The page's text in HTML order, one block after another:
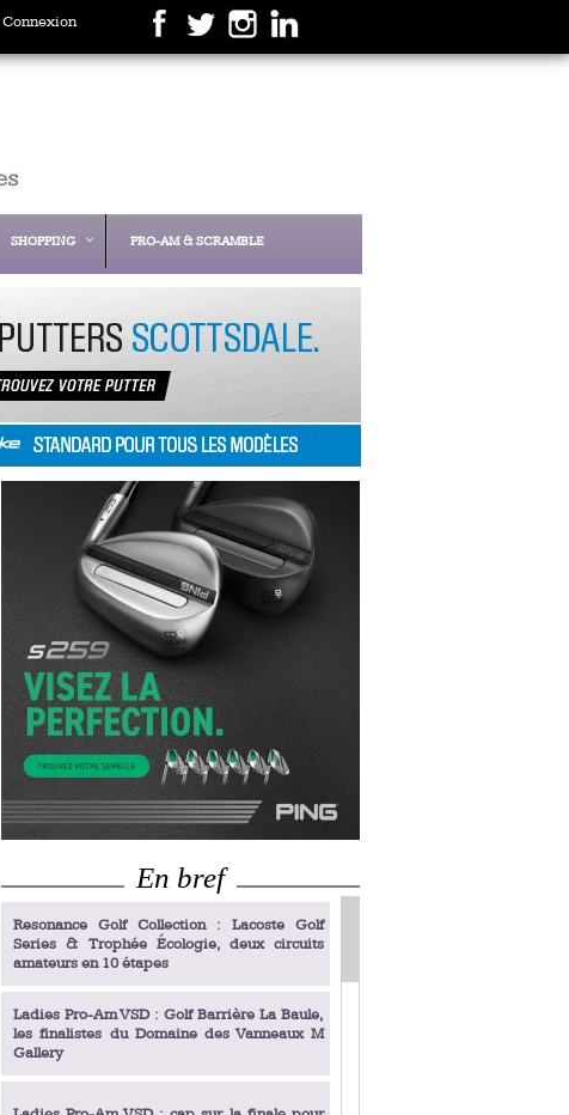
Connexion
SHOPPING PRO-AM & SCRAMBLE
En bref
Resonance Golf Collection : Lacoste Golf
Series & Trophée Écologie, deux circuits
amateurs en 10 étapes
Ladies Pro-Am VSD : Golf Barrière La Baule,
les finalistes du Domaine des Vanneaux M
Gallery